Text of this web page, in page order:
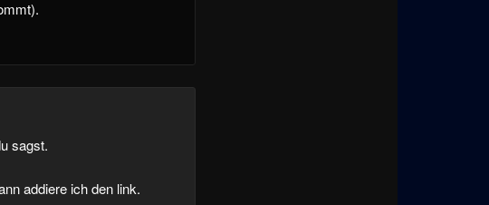
sagst.
addiere ich den link.